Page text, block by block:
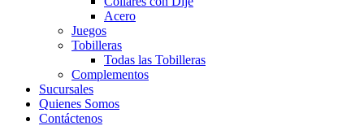
Acero
Juegos
Tobilleras
Todas las Tobilleras
Complementos
Sucursales
Quienes Somos
Contáctenos